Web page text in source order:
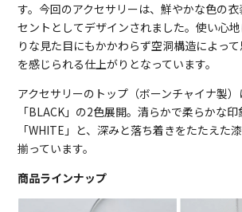
す。今回のアクセサリーは、鮮やかな色の
セントとしてデザインされました。使い心
りな見た目にもかかわらず空洞構造によっ
を感じられる仕上がりとなっています。
アクセサリーのトップ（ボーンチャイナ製
「BLACK」の2色展開。清らかで柔らかな
「WHITE」と、深みと落ち着きをたたえた
揃っています。
商品ラインナップ